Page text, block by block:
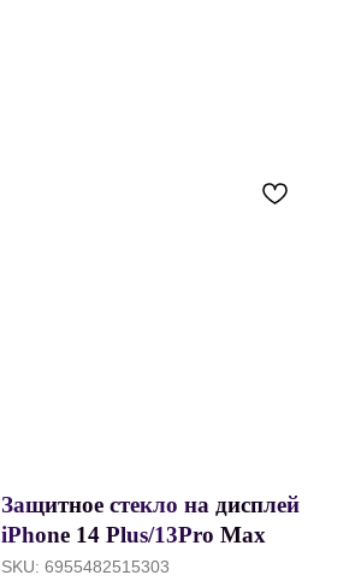
Защитное стекло на дисплей
iPhone 14 Plus/13Pro Max
(6.7"), Recci Anti Blue Ray
SKU: 6955482515303